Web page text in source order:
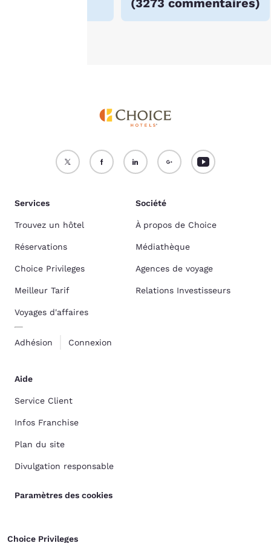
(3273 commentaires)
Accepter tous les cookies Refuser tous les cookies
Services
Trouvez un hôtel
Réservations
Choice Privileges
Meilleur Tarif
Voyages d'affaires
Adhésion Connexion
Société
À propos de Choice
Médiathèque
Agences de voyage
Relations Investisseurs
Aide
Service Client
Infos Franchise
Plan du site
Divulgation responsable
Paramètres des cookies
Choice Privileges